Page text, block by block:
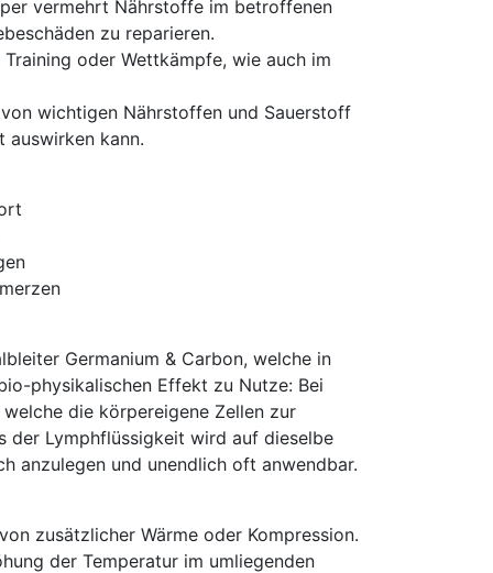
vermehrt Nährstoffe im betroffenen
zu reparieren.
oder Wettkämpfe, wie auch im
wichtigen Nährstoffen und Sauerstoff
auswirken kann.
Germanium & Carbon, welche in
physikalischen Effekt zu Nutze: Bei
die körpereigene Zellen zur
der Lymphflüssigkeit wird auf dieselbe
anzulegen und unendlich oft anwendbar.
zusätzlicher Wärme oder Kompression.
der Temperatur im umliegenden